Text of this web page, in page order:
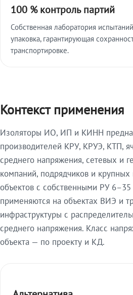
100 % контроль партий
Собственная лаборатория
упаковка, гарантирующая
транспортировке.
Контекст применения
Изоляторы ИО, ИП и КИНН
производителей КРУ, КРУЭ, КТП,
среднего напряжения, сетевых и
компаний, подрядчиков и
объектов с собственными РУ 6–35
применяются на объектах ВИЭ и
инфраструктуры с
среднего напряжения. Класс
объекта — по проекту и КД.